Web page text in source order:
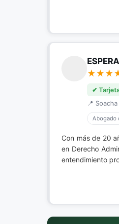
✔
📍
Abogado
Con más de 20
en Derecho
entendimiento